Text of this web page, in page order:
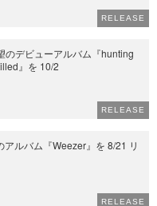
RELEASE
のデビューアルバム『hunting
』を 10/2
RELEASE
ルバム『Weezer』を 8/21 リ
RELEASE